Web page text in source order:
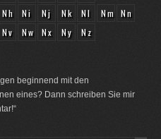
Nh Ni Nj Nk Nl Nm Nn
Nv Nw Nx Ny Nz
beginnend mit den
eines? Dann schreiben Sie mir